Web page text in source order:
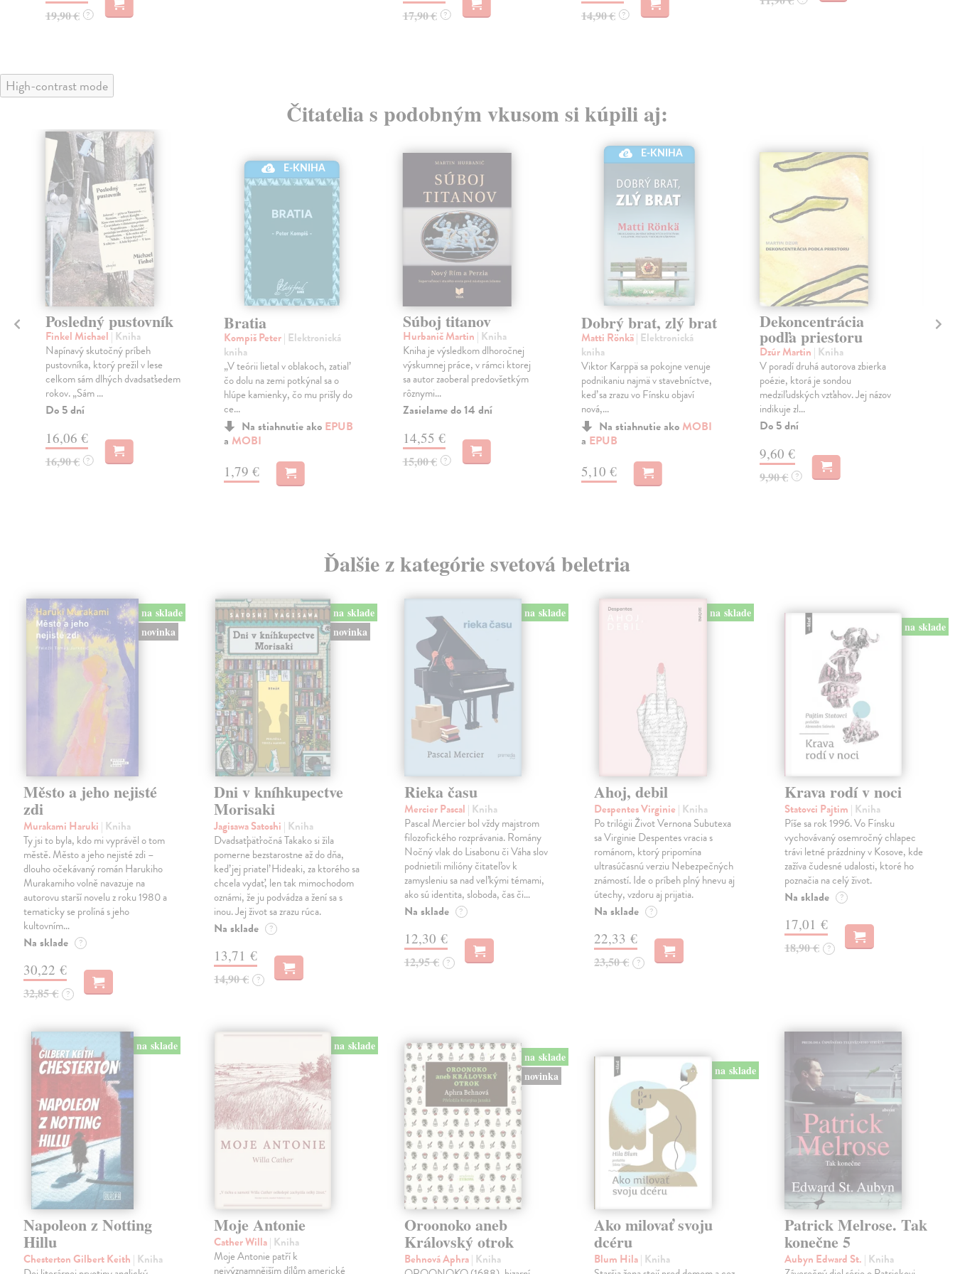
19,90 € ? 17,90 € ? 14,90 € ?
High-contrast mode
Čitatelia s podobným vkusom si kúpili aj:
Posledný pustovník
Finkel Michael | Kniha
Napínavý skutočný príbeh
pustovníka, ktorý prežil v lese
celkom sám dlhých dvadsaťsedem
rokov. „Sám ...
Do 5 dní
16,06 €
16,90 € ?
E-KNIHA
Bratia
Kompiš Peter| Elektronická
kniha
„V teórii lietal v oblakoch, zatiaľ
čo dolu na zemi potkýnal sa o
hlúpe kamienky, čo mu prišly do
ce...
Na stiahnutie ako EPUB
a MOBI
1,79 €
Súboj titanov
Hurbanič Martin | Kniha
Kniha je výsledkom dlhoročnej
výskumnej práce, v rámci ktorej
sa autor zaoberal predovšetkým
rôznymi...
Zasielame do 14 dní
14,55 €
15,00 € ?
E-KNIHA
Dobrý brat, zlý brat
Matti Rönkä| Elektronická
kniha
Viktor Karppä sa pokojne venuje
podnikaniu najmä v stavebníctve,
keď sa zrazu vo Fínsku objaví
nová,...
Na stiahnutie ako MOBI
a EPUB
5,10 €
Dekoncentrácia
podľa priestoru
Dzúr Martin | Kniha
V poradí druhá autorova zbierka
poézie, ktorá je sondou
medziľudských vzťahov. Jej názov
indikuje zl...
Do 5 dní
9,60 €
9,90 € ?
Ďalšie z kategórie svetová beletria
na sklade
novinka
Město a jeho nejisté
zdi
Murakami Haruki | Kniha
Ty jsi to byla, kdo mi vyprávěl o tom
městě. Město a jeho nejisté zdi –
dlouho očekávaný román Harukiho
Murakamiho volně navazuje na
autorovu starší novelu z roku 1980 a
tematicky se prolíná s jeho
kultovním…
Na sklade ?
30,22 €
32,85 € ?
na sklade
novinka
Dni v kníhkupectve
Morisaki
Jagisawa Satoshi | Kniha
Dvadsaťpäťročná Takako si žila
pomerne bezstarostne až do dňa,
keď jej priateľ Hideaki, za ktorého sa
chcela vydať, len tak mimochodom
oznámi, že ju podvádza a žení sa s
inou. Jej život sa zrazu rúca.
Na sklade ?
13,71 €
14,90 € ?
na sklade
Rieka času
Mercier Pascal | Kniha
Pascal Mercier bol vždy majstrom
filozofického rozprávania. Romány
Nočný vlak do Lisabonu či Váha slov
podnietili milióny čitateľov k
zamysleniu sa nad veľkými témami,
ako sú identita, sloboda, čas či…
Na sklade ?
12,30 €
12,95 € ?
na sklade
Ahoj, debil
Despentes Virginie | Kniha
Po trilógii Život Vernona Subutexa
sa Virginie Despentes vracia s
románom, ktorý pripomína
ultrasúčasnú verziu Nebezpečných
známostí. Ide o príbeh plný hnevu aj
útechy, vzdoru aj prijatia.
Na sklade ?
22,33 €
23,50 € ?
na sklade
Krava rodí v noci
Statovci Pajtim | Kniha
Píše sa rok 1996. Vo Fínsku
vychovávaný osemročný chlapec
trávi letné prázdniny v Kosove, kde
zažíva čudesné udalosti, ktoré ho
poznačia na celý život.
Na sklade ?
17,01 €
18,90 € ?
na sklade
Napoleon z Notting
Hillu
Chesterton Gilbert Keith | Kniha
na sklade
Moje Antonie
Cather Willa| Kniha
Moje Antonie patří k
nejvýznamnějším dílům americké
na sklade
novinka
Oroonoko aneb
Královský otrok
Behnová Aphra| Kniha
na sklade
Ako milovať svoju
dcéru
Blum Hila| Kniha
Patrick Melrose. Tak
konečne 5
Aubyn Edward St. | Kniha